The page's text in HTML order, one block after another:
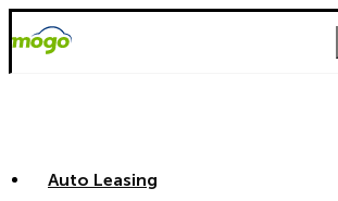
Auto Leasing